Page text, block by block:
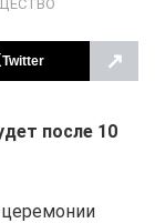
Twitter ↗
после 10